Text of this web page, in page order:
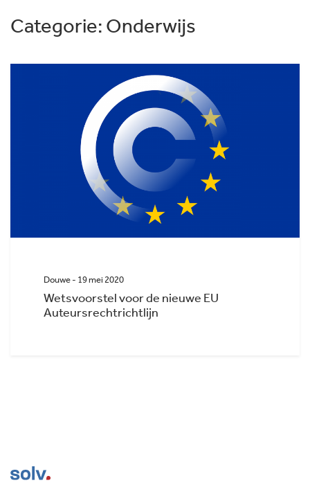
Categorie: Onderwijs
Douwe - 19 mei 2020
Wetsvoorstel voor de nieuwe EU
Auteursrechtrichtlijn